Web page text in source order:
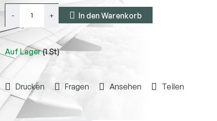
Auf Lager(1 St)
In den Warenkorb
Drucken Fragen Ansehen Teilen